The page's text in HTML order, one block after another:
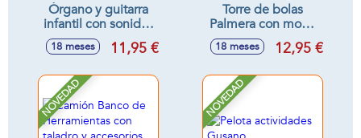
Órgano y guitarra
infantil con sonidos
(órgano
22x15x2cm y
33x16x4cm) -
Modelos surtidos
18 meses 11,95 €
Torre de bolas
Palmera con mono
y accesorios
32x29'5x12'30cm
18 meses 12,95 €
NOVEDAD NOVEDAD